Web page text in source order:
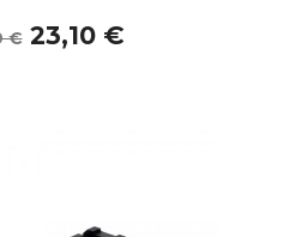
€ 23,10 €